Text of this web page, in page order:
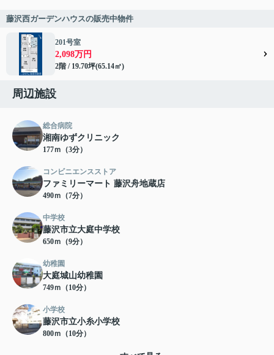
藤沢西ガーデンハウスの販売中物件
201号室
2,098万円
2階 / 19.70坪(65.14㎡)
周辺施設
総合病院
湘南ゆずクリニック
177ｍ（3分）
コンビニエンスストア
ファミリーマート 藤沢舟地蔵店
490ｍ（7分）
中学校
藤沢市立大庭中学校
650ｍ（9分）
幼稚園
大庭城山幼稚園
749ｍ（10分）
小学校
藤沢市立小糸小学校
800ｍ（10分）